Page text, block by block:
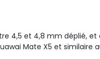
4,5 et 4,8 mm déplié,
Mate X5 et